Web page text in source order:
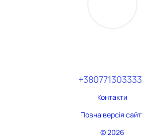
+380771303333
Контакти
Повна версія
© 2026